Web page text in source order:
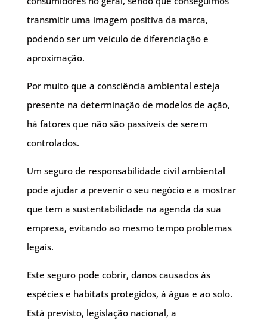
transmitir uma imagem positiva da marca,
podendo ser um veículo de diferenciação e
aproximação.
Por muito que a consciência ambiental esteja
presente na determinação de modelos de ação,
há fatores que não são passíveis de serem
controlados.
Um seguro de responsabilidade civil ambiental
pode ajudar a prevenir o seu negócio e a mostrar
que tem a sustentabilidade na agenda da sua
empresa, evitando ao mesmo tempo problemas
legais.
Este seguro pode cobrir, danos causados às
espécies e habitats protegidos, à água e ao solo.
Está previsto, legislação nacional, a